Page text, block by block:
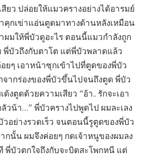
สียว ปล่อยให้แมวครางอย่างได้อารมย์
กเข่าแอ่นตูดมาทางด้านหลังเหมือน
ผมให้พี่บัวดูอะไร ตอนนี้แมวกำลังถูก
พี่บัวถึงกับตาโต แต่พี่บัวพลาดแล้ว
ยๆ เอาหน้าซุกเข้าไปที่ตูดของพี่บัว
จากร่องของพี่บัวขึ้นไปจนถึงตูด พี่บัว
ด้งตูดด้วยความเสียว “อ้า.. รักจะเอา
วน้า…” พี่บัวครางไปพูดไป ผมละเลง
อย่างรวดเร็ว จนตอนนี้รูตูดของพี่บัว
กนั้น ผมจึงค่อยๆ กดเจ้าหนูของผมลง
พี่บัวตกใจถึงกับจะบิดสะโพกหนี แต่